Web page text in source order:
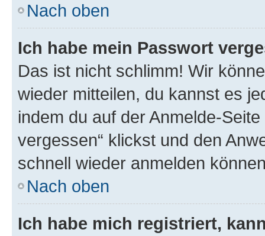
Nach oben
Ich habe mein Passwort
Das ist nicht schlimm! Wir
wieder mitteilen, du kannst es
indem du auf der Anmelde-
vergessen“ klickst und den
schnell wieder anmelden
Nach oben
Ich habe mich registriert,